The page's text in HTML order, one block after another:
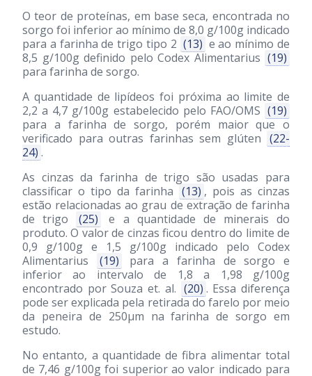
O teor de proteínas, em base seca, encontrada no
sorgo foi inferior ao mínimo de 8,0 g/100g indicado
para a farinha de trigo tipo 2 (13) e ao mínimo de
8,5 g/100g definido pelo Codex Alimentarius (19)
para farinha de sorgo.
A quantidade de lipídeos foi próxima ao limite de
2,2 a 4,7 g/100g estabelecido pelo FAO/OMS (19)
para a farinha de sorgo, porém maior que o
verificado para outras farinhas sem glúten (22-
24) .
As cinzas da farinha de trigo são usadas para
classificar o tipo da farinha (13) , pois as cinzas
estão relacionadas ao grau de extração de farinha
de trigo
(25)
e a quantidade de minerais do
produto. O valor de cinzas ficou dentro do limite de
0,9 g/100g e 1,5 g/100g indicado pelo Codex
Alimentarius
(19)
para a farinha de sorgo e
inferior ao intervalo de 1,8 a 1,98 g/100g
encontrado por Souza et. al. (20) . Essa diferença
pode ser explicada pela retirada do farelo por meio
da peneira de 250μm na farinha de sorgo em
estudo.
No entanto, a quantidade de fibra alimentar total
de 7,46 g/100g foi superior ao valor indicado para